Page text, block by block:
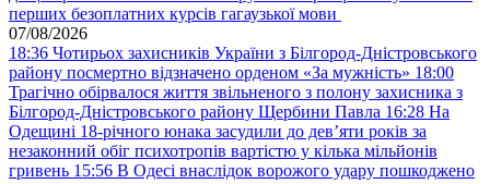
перших безоплатних курсів гагаузької мови
07/08/2026
18:36 Чотирьох захисників України з Білгород-Дністровського
району посмертно відзначено орденом «За мужність» 18:00
Трагічно обірвалося життя звільненого з полону захисника з
Білгород-Дністровського району Щербини Павла 16:28 На
Одещині 18-річного юнака засудили до дев’яти років за
незаконний обіг психотропів вартістю у кілька мільйонів
гривень 15:56 В Одесі внаслідок ворожого удару пошкоджено